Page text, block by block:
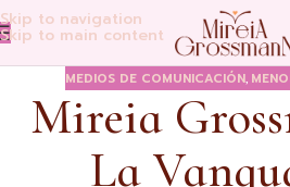
Skip to navigation
Skip to main content
MEDIOS DE COMUNICACIÓN,
Mireia
La